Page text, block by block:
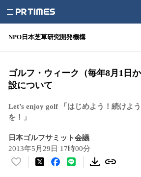
NPO日本芝草研究開発機構
ゴルフ・ウィーク（毎年8月1日
設について
Let’s enjoy golf 「はじめよう！続けよ
を！」
日本ゴルフサミット会議
2013年5月29日 17時00分
い